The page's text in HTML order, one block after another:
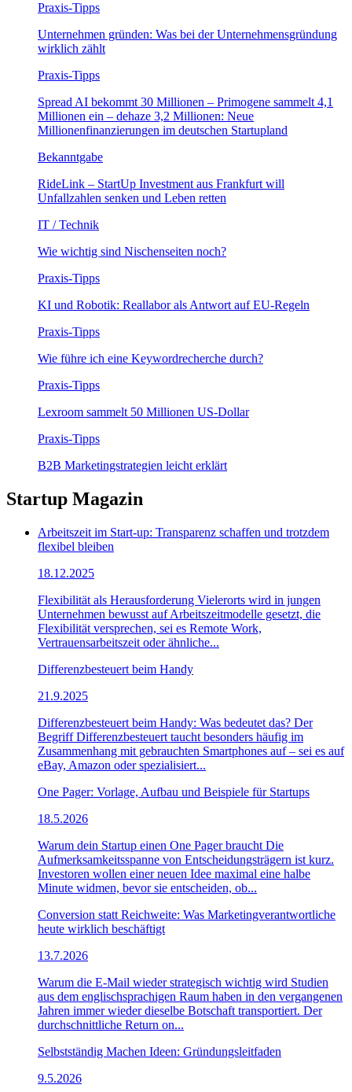
Praxis-Tipps
Unternehmen gründen: Was bei der Unternehmensgründung
wirklich zählt
Praxis-Tipps
Spread AI bekommt 30 Millionen – Primogene sammelt 4,1
Millionen ein – dehaze 3,2 Millionen: Neue
Millionenfinanzierungen im deutschen Startupland
Bekanntgabe
RideLink – StartUp Investment aus Frankfurt will
Unfallzahlen senken und Leben retten
IT / Technik
Wie wichtig sind Nischenseiten noch?
Praxis-Tipps
KI und Robotik: Reallabor als Antwort auf EU-Regeln
Praxis-Tipps
Wie führe ich eine Keywordrecherche durch?
Praxis-Tipps
Lexroom sammelt 50 Millionen US-Dollar
Praxis-Tipps
B2B Marketingstrategien leicht erklärt
Startup Magazin
Arbeitszeit im Start-up: Transparenz schaffen und trotzdem
flexibel bleiben
18.12.2025
Flexibilität als Herausforderung Vielerorts wird in jungen
Unternehmen bewusst auf Arbeitszeitmodelle gesetzt, die
Flexibilität versprechen, sei es Remote Work,
Vertrauensarbeitszeit oder ähnliche...
Differenzbesteuert beim Handy
21.9.2025
Differenzbesteuert beim Handy: Was bedeutet das? Der
Begriff Differenzbesteuert taucht besonders häufig im
Zusammenhang mit gebrauchten Smartphones auf – sei es auf
eBay, Amazon oder spezialisiert...
One Pager: Vorlage, Aufbau und Beispiele für Startups
18.5.2026
Warum dein Startup einen One Pager braucht Die
Aufmerksamkeitsspanne von Entscheidungsträgern ist kurz.
Investoren wollen einer neuen Idee maximal eine halbe
Minute widmen, bevor sie entscheiden, ob...
Conversion statt Reichweite: Was Marketingverantwortliche
heute wirklich beschäftigt
13.7.2026
Warum die E-Mail wieder strategisch wichtig wird Studien
aus dem englischsprachigen Raum haben in den vergangenen
Jahren immer wieder dieselbe Botschaft transportiert. Der
durchschnittliche Return on...
Selbstständig Machen Ideen: Gründungsleitfaden
9.5.2026